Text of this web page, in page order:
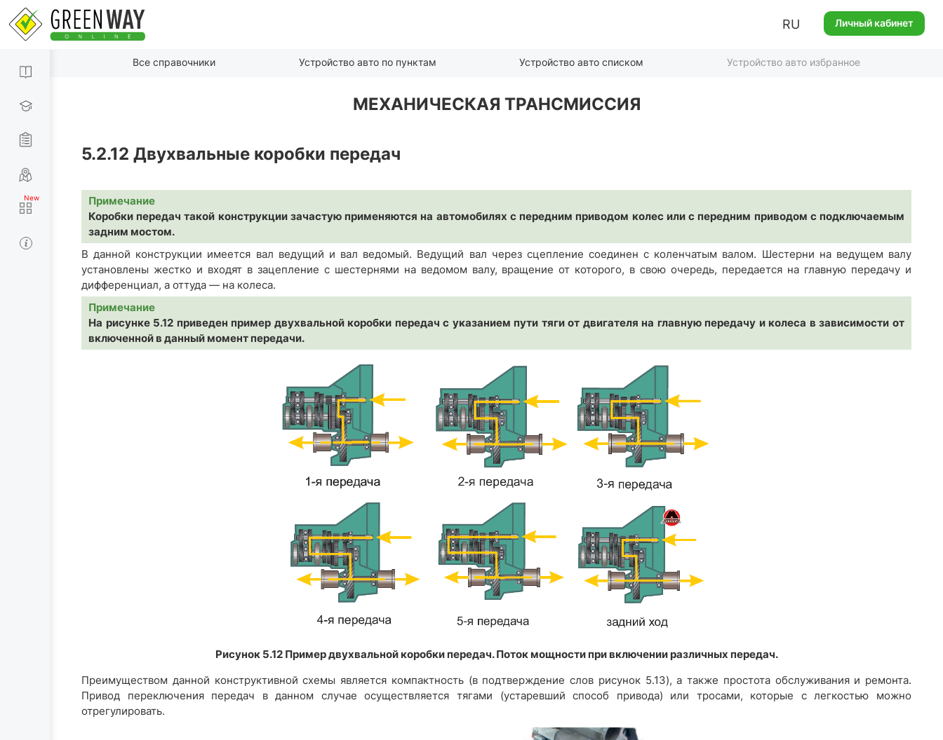
RU Личный кабинет
Все справочники Устройство авто по пунктам Устройство авто списком Устройство авто избранное
МЕХАНИЧЕСКАЯ ТРАНСМИССИЯ
5.2.12 Двухвальные коробки передач
Примечание
Коробки передач такой конструкции зачастую применяются на автомобилях с передним приводом колес или с передним приводом с подключаемым
задним мостом.
В данной конструкции имеется вал ведущий и вал ведомый. Ведущий вал через сцепление соединен с коленчатым валом. Шестерни на ведущем валу
установлены жестко и входят в зацепление с шестернями на ведомом валу, вращение от которого, в свою очередь, передается на главную передачу и
дифференциал, а оттуда — на колеса.
Примечание
На рисунке 5.12 приведен пример двухвальной коробки передач с указанием пути тяги от двигателя на главную передачу и колеса в зависимости от
включенной в данный момент передачи.
Рисунок 5.12 Пример двухвальной коробки передач. Поток мощности при включении различных передач.
Преимуществом данной конструктивной схемы является компактность (в подтверждение слов рисунок 5.13), а также простота обслуживания и ремонта.
Привод переключения передач в данном случае осуществляется тягами (устаревший способ привода) или тросами, которые с легкостью можно
отрегулировать.